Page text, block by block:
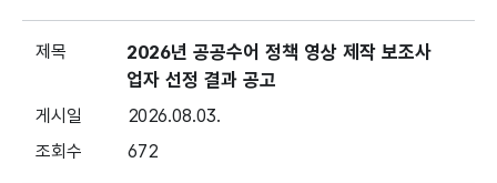
2026년 공공수어 정책 영상 제작 보조사
업자 선정 결과 공고
2026.08.03.
672